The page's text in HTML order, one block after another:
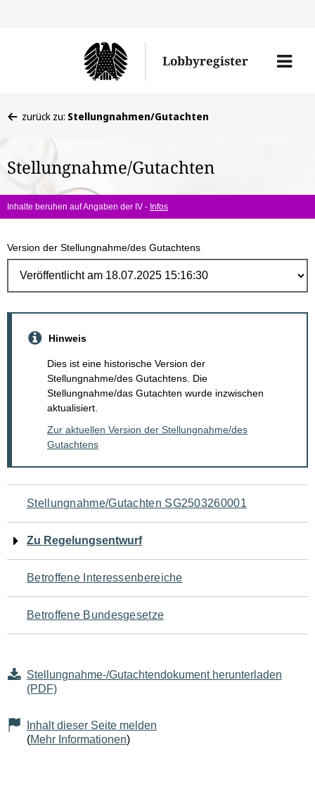
Lobbyregister
Menü
befinden
hier:
zurück zu: Stellungnahmen/Gutachten
Stellungnahme/Gutachten
Inhalte beruhen auf Angaben der IV - Infos
Version der Stellungnahme/des Gutachtens
Hinweis
Dies ist eine historische Version der
Stellungnahme/des Gutachtens. Die
Stellungnahme/das Gutachten wurde inzwischen
aktualisiert.
Zur aktuellen Version der Stellungnahme/des
Gutachtens
Navigation
für
den
Seiteninhalt
Stellungnahme/Gutachten SG2503260001
Zu Regelungsentwurf
Betroffene Interessenbereiche
Betroffene Bundesgesetze
Stellungnahme-/Gutachtendokument herunterladen
(PDF)
Inhalt dieser Seite melden
(Mehr Informationen)